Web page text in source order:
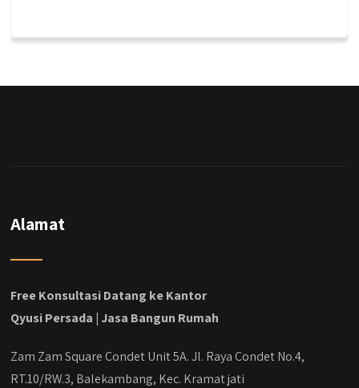
dengan budget 400an, kira kira gimana ya
#kontraktorbekasi #kontraktorinteriorjakarta
#kontraktorbangunanjabodetabek
#jasabangunrumahjabodetabek
Alamat
Free Konsultasi Datang ke Kantor
Qyusi Persada | Jasa Bangun Rumah
Zam Zam Square Condet Unit 5A. Jl. Raya Condet No.4,
RT.10/RW.3, Balekambang, Kec. Kramat jati